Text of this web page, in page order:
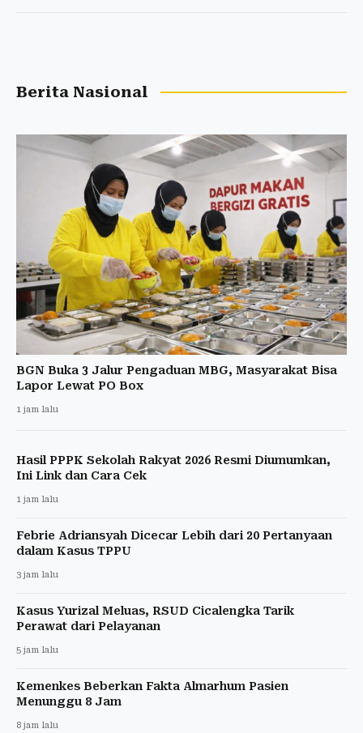
Berita Nasional
BGN Buka 3 Jalur Pengaduan MBG, Masyarakat Bisa
Lapor Lewat PO Box
1 jam lalu
Hasil PPPK Sekolah Rakyat 2026 Resmi Diumumkan,
Ini Link dan Cara Cek
1 jam lalu
Febrie Adriansyah Dicecar Lebih dari 20 Pertanyaan
dalam Kasus TPPU
3 jam lalu
Kasus Yurizal Meluas, RSUD Cicalengka Tarik
Perawat dari Pelayanan
5 jam lalu
Kemenkes Beberkan Fakta Almarhum Pasien
Menunggu 8 Jam
8 jam lalu